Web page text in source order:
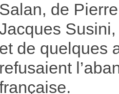
Salan, de
et de quelques
refusaient